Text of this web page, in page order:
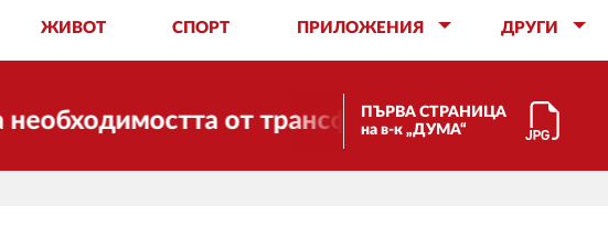
ЖИВОТ СПОРТ ПРИЛОЖЕНИЯ ДРУГИ
от трансформации. И ДУМА се
ПЪРВА СТРАНИЦА
на в-к „ДУМА“
ОБЩЕСТВО